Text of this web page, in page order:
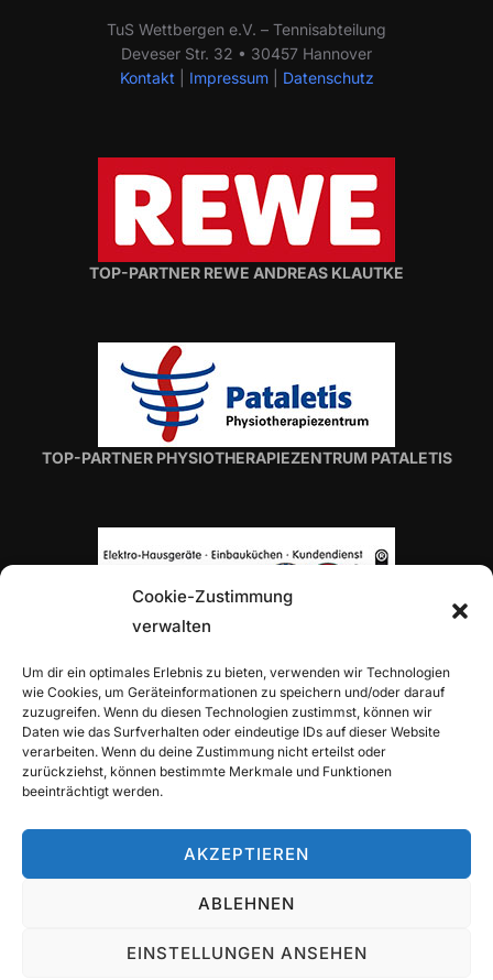
Cookie-Zustimmung
verwalten
Um dir ein optimales Erlebnis zu bieten, verwenden wir Technologien
wie Cookies, um Geräteinformationen zu speichern und/oder darauf
zuzugreifen. Wenn du diesen Technologien zustimmst, können wir
Daten wie das Surfverhalten oder eindeutige IDs auf dieser Website
verarbeiten. Wenn du deine Zustimmung nicht erteilst oder
zurückziehst, können bestimmte Merkmale und Funktionen
beeinträchtigt werden.
AKZEPTIEREN
ABLEHNEN
EINSTELLUNGEN ANSEHEN
TuS Wettbergen e.V. – Tennisabteilung
Deveser Str. 32 • 30457 Hannover
Kontakt
Impressum| Datenschutz
TOP-PARTNER REWE ANDREAS KLAUTKE
TOP-PARTNER PHYSIOTHERAPIEZENTRUM PATALETIS
TOP-PARTNER ALLIANZ-GENERALVERTRETUNG
ALEXANDER TRITZ
Copyright © 2026 TuS Wettbergen Tennis